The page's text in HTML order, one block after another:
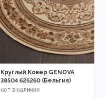
Круглый Ковер GENOVA
38504 626260 (Бельгия)